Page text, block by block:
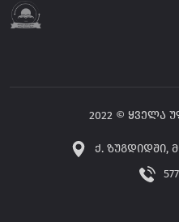
2022 © ყველა
ქ. ზუგდიდში,